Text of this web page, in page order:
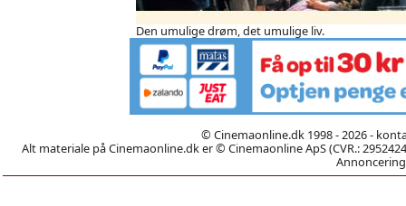
Den umulige drøm, det umulige liv.
© Cinemaonline.dk 1998 - 2026 -
Alt materiale på Cinemaonline.dk er © Cinemaonline ApS (CVR.: